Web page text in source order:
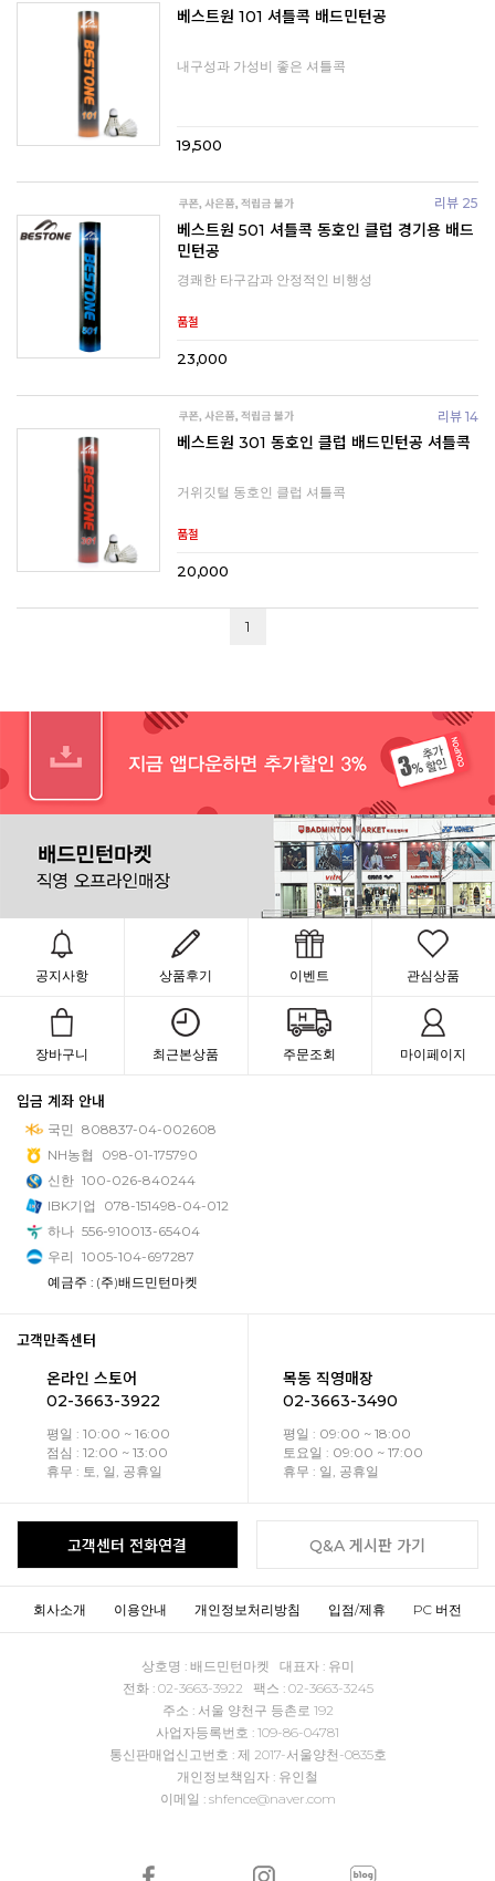
베스트원 101 셔틀콕 배드민턴공
내구성과 가성비 좋은 셔틀콕
19,500
리뷰 25
베스트원 501 셔틀콕 동호인 클럽 경기용 배드
민턴공
경쾌한 타구감과 안정적인 비행성
23,000
품절
리뷰 14
베스트원 301 동호인 클럽 배드민턴공 셔틀콕
거위깃털 동호인 클럽 셔틀콕
20,000
품절
1
공지사항 상품후기 이벤트 관심상품
장바구니 최근본상품 주문조회 마이페이지
입금 계좌 안내
국민 808837-04-002608
NH농협
098-01-175790
신한 100-026-840244
IBK기업
078-151498-04-012
하나 556-910013-65404
우리 1005-104-697287
예금주 : (주)배드민턴마켓
고객만족센터
온라인 스토어
02-3663-3922
평일 : 10:00 ~ 16:00
점심 : 12:00 ~ 13:00
휴무 : 토, 일, 공휴일
목동 직영매장
02-3663-3490
평일 : 09:00 ~ 18:00
토요일 : 09:00 ~ 17:00
휴무 : 일, 공휴일
고객센터 전화연결 Q&A 게시판 가기
회사소개 이용안내 개인정보처리방침 입점/제휴 PC 버전
상호명 : 배드민턴마켓 대표자 : 유미
전화 : 02-3663-3922 팩스 : 02-3663-3245
주소 : 서울 양천구 등촌로 192
사업자등록번호 : 109-86-04781
통신판매업신고번호 : 제 2017-서울양천-0835호
개인정보책임자 : 유인철
이메일 : shfence@naver.com